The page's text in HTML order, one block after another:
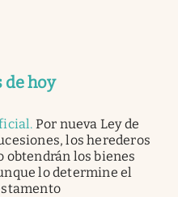
de hoy
. Por nueva Ley de
los herederos
obtendrán los bienes
lo determine el